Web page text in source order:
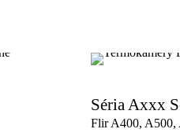
Séria Axxx
Flir A400, A500,